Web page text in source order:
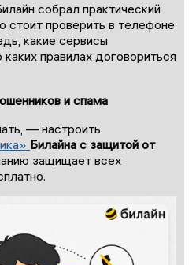
собрал практический
стоит проверить в телефоне
какие сервисы
правилах договориться
и спама
— настроить
Билайна с защитой от
защищает всех